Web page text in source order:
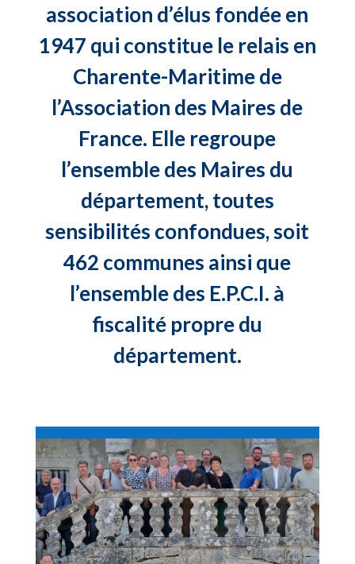
association d’élus fondée en
1947 qui constitue le relais en
Charente-Maritime de
l’Association des Maires de
France. Elle regroupe
l’ensemble des Maires du
département, toutes
sensibilités confondues, soit
462 communes ainsi que
l’ensemble des E.P.C.I. à
fiscalité propre du
département.